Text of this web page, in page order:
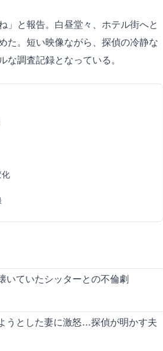
」と報告。白昼堂々、ホテル街へと
た。短い映像ながら、探偵の冷静な
な調査記録となっている。
化
いていたシッターとの不倫劇
うとした妻に激怒…探偵が明かす夫